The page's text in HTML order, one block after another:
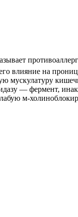
влияние на
мускулатуру
— фермент,
м-